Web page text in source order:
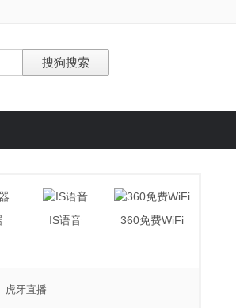
IS语音 360免费WiFi
虎牙直播